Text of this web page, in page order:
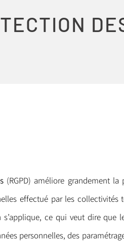
(RGPD) améliore grandement
effectué par les collectivités
ce qui veut dire que
personnelles, des